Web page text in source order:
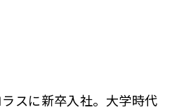
スに新卒入社。大学時代